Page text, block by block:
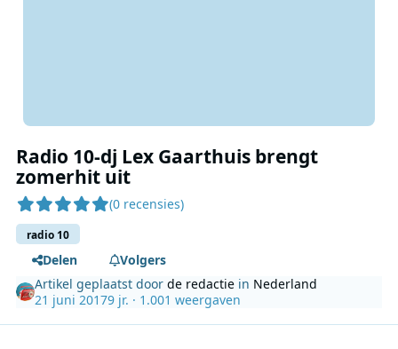
Radio 10-dj Lex Gaarthuis brengt
zomerhit uit
(0 recensies)
radio 10
Delen
Volgers
Artikel geplaatst doorde redactie in Nederland
21 juni 20179 jr. · 1.001 weergaven